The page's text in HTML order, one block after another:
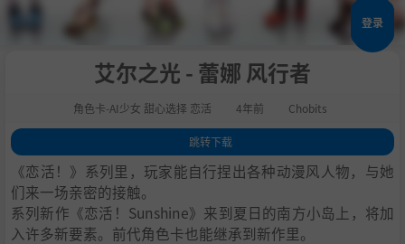
登录
艾尔之光 - 蕾娜 风行者
角色卡-AI少女 甜心选择 恋活 4年前 Chobits
跳转下载
1.游戏亮点
2.人物卡一览
3.恋活sunshine角色卡MOD安装方法
4.下载地址
《恋活！》系列里，玩家能自行捏出各种动漫风人物，与她
们来一场亲密的接触。
系列新作《恋活！Sunshine》来到夏日的南方小岛上，将加
入许多新要素。前代角色卡也能继承到新作里。